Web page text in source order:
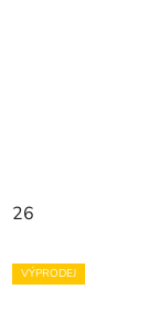
26
VÝPRODEJ